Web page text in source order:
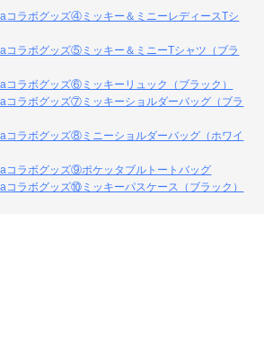
コラボグッズ④ミッキー＆ミニーレディースTシ
コラボグッズ⑤ミッキー＆ミニーTシャツ（ブラ
コラボグッズ⑥ミッキーリュック（ブラック）
コラボグッズ⑦ミッキーショルダーバッグ（ブラ
コラボグッズ⑧ミニーショルダーバッグ（ホワイ
コラボグッズ⑨ポケッタブルトートバッグ
コラボグッズ⑩ミッキーパスケース（ブラック）